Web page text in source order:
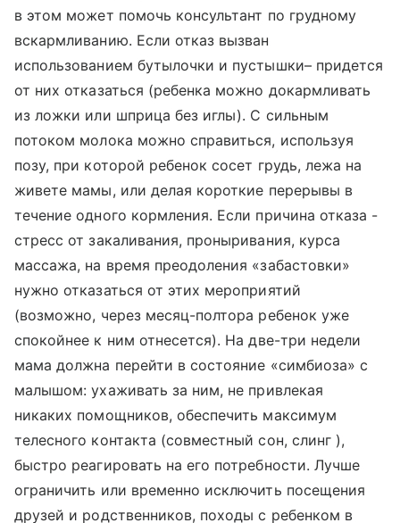
в этом может помочь консультант по грудному
вскармливанию. Если отказ вызван
использованием бутылочки и пустышки– придется
от них отказаться (ребенка можно докармливать
из ложки или шприца без иглы). С сильным
потоком молока можно справиться, используя
позу, при которой ребенок сосет грудь, лежа на
живете мамы, или делая короткие перерывы в
течение одного кормления. Если причина отказа -
стресс от закаливания, проныривания, курса
массажа, на время преодоления «забастовки»
нужно отказаться от этих мероприятий
(возможно, через месяц-полтора ребенок уже
спокойнее к ним отнесется). На две-три недели
мама должна перейти в состояние «симбиоза» с
малышом: ухаживать за ним, не привлекая
никаких помощников, обеспечить максимум
телесного контакта (совместный сон, слинг ),
быстро реагировать на его потребности. Лучше
ограничить или временно исключить посещения
друзей и родственников, походы с ребенком в